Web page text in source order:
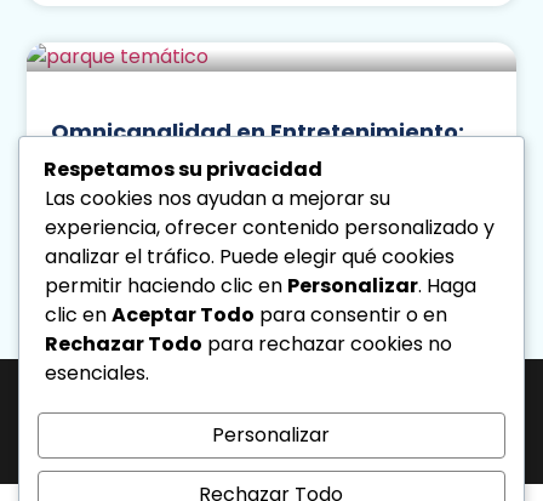
Omnicanalidad en Entretenimiento:
Parques y eventos
Leer Más
Diseno Directa Agosto 4, 2026
2:43 Pm
« Previo
Siguiente »
Av. La Salle Edif. Phelps Piso 4, Ofic. PL, Urb. Los Caobos, Caracas. - Telf:
0212.6103399.
Todos los derechos reservados.
Respetamos su privacidad
Las cookies nos ayudan a mejorar su
experiencia, ofrecer contenido personalizado y
analizar el tráfico. Puede elegir qué cookies
permitir haciendo clic en Personalizar. Haga
clic enAceptar Todo para consentir o en
Rechazar Todo para rechazar cookies no
esenciales.
Personalizar
Rechazar Todo